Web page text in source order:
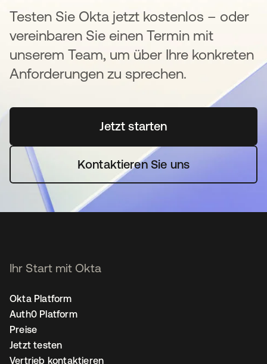
Testen Sie Okta jetzt kostenlos – oder
vereinbaren Sie einen Termin mit
unserem Team, um über Ihre konkreten
Anforderungen zu sprechen.
Jetzt startenwird in einer neuen
Kontaktieren Sie uns
Ihr Start mit Okta
Okta Platform
Auth0 Platform
Preise
Jetzt testen
Vertrieb kontaktieren